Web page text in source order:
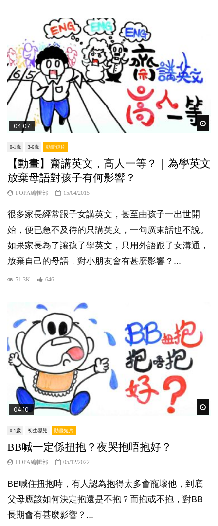
04:07
0-1歲 3-6歲 動畫短片
【動畫】齋講英文，高人一等？｜為學英文
放棄母語對孩子有何影響？
POPA編輯部 15/04/2015
很多家長經常跟子女講英文，甚至由孩子一出世開
始，便已急不及待的只講英文，一句廣東話也不說。
如果家長為了讓孩子學英文，只用外語跟子女溝通，
放棄自己的母語，對小朋友會有甚麼影響？...
71.3K 646
04:10
0-1歲 初生嬰兒 動畫短片
BB喊一定係扭抱？夜哭抱唔抱好？
POPA編輯部 05/12/2022
BB喊住扭抱時，有人認為抱得太多會寵壞他，到底
父母應該如何決定抱還是不抱？而抱或不抱，對BB
長期會有甚麼影響？...